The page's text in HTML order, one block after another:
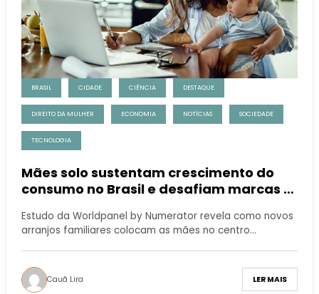
BRASIL CIDADE CIÊNCIA DESTAQUE
DIREITO DA MULHER ECONOMIA NOTÍCIAS SOCIEDADE
TECNOLOGIA
Mães solo sustentam crescimento do
consumo no Brasil e desafiam marcas a
Estudo da Worldpanel by Numerator revela como novos
arranjos familiares colocam as mães no centro…
Cauã Lira LER MAIS